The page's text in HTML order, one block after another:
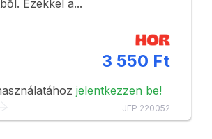
Ezekkel a...
3 550 Ft
jelentkezzen be!
JEP 220052